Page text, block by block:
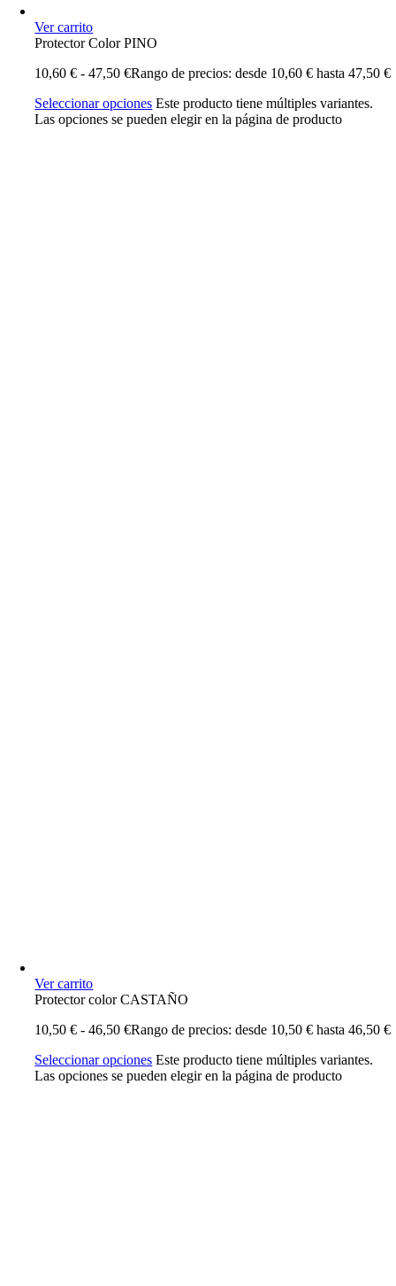
Ver carrito
Protector Color PINO
10,60€ - 47,50€Rango de precios: desde 10,60 € hasta 47,50 €
Seleccionar opciones Este producto tiene múltiples variantes.
Las opciones se pueden elegir en la página de producto
Ver carrito
Protector color CASTAÑO
10,50€ - 46,50€Rango de precios: desde 10,50 € hasta 46,50 €
Seleccionar opciones Este producto tiene múltiples variantes.
Las opciones se pueden elegir en la página de producto